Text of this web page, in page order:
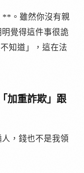
。雖然你沒有親
覺得這件事很詭
知道」，這在法
加重詐欺」跟
，錢也不是我領